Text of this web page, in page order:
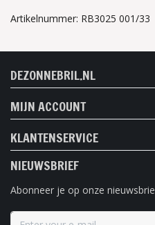
Artikelnummer: RB3025 001/33
DEZONNEBRIL.NL
MIJN ACCOUNT
KLANTENSERVICE
NIEUWSBRIEF
Abonneer je op onze